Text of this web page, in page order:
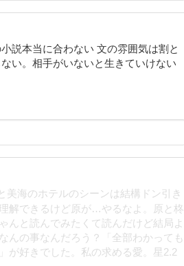
説本当に合わない 文の雰囲気は割と
い。相手がいないと生きていけない
海のホテルのシーンは結構ドン引き
解できるけど原が…やるなよ。原と柊
んと読んでみたくて読んだけど結局よ
んの事なんだろう？「全部わかっても
が好きでした。私の求める愛。星2.2